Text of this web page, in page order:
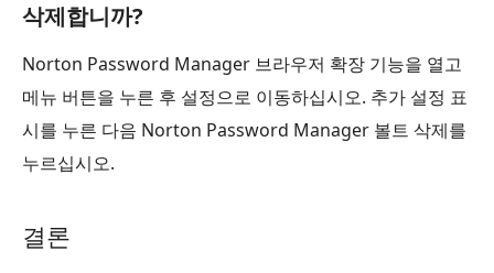
삭제합니까?
Norton Password Manager 브라우저 확장 기능을 열고
메뉴 버튼을 누른 후 설정으로 이동하십시오. 추가 설정 표
시를 누른 다음 Norton Password Manager 볼트 삭제를
누르십시오.
결론